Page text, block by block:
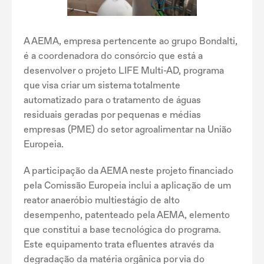
A AEMA, empresa pertencente ao grupo Bondalti,
é a coordenadora do consórcio que está a
desenvolver o projeto LIFE Multi-AD, programa
que visa criar um sistema totalmente
automatizado para o tratamento de águas
residuais geradas por pequenas e médias
empresas (PME) do setor agroalimentar na União
Europeia.
A participação da AEMA neste projeto financiado
pela Comissão Europeia inclui a aplicação de um
reator anaeróbio multiestágio de alto
desempenho, patenteado pela AEMA, elemento
que constitui a base tecnológica do programa.
Este equipamento trata efluentes através da
degradação da matéria orgânica por via do